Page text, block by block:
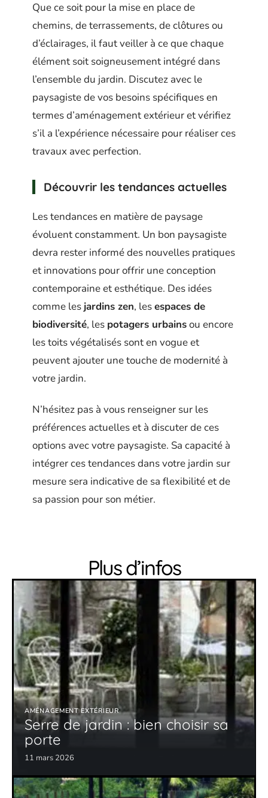
Que ce soit pour la mise en place de
chemins, de terrassements, de clôtures ou
d’éclairages, il faut veiller à ce que chaque
élément soit soigneusement intégré dans
l’ensemble du jardin. Discutez avec le
paysagiste de vos besoins spécifiques en
termes d’aménagement extérieur et vérifiez
s’il a l’expérience nécessaire pour réaliser ces
travaux avec perfection.
Découvrir les tendances actuelles
Les tendances en matière de paysage
évoluent constamment. Un bon paysagiste
devra rester informé des nouvelles pratiques
et innovations pour offrir une conception
contemporaine et esthétique. Des idées
comme les jardins zen, lesespaces de
biodiversité, les potagers urbainsou encore
les toits végétalisés sont en vogue et
peuvent ajouter une touche de modernité à
votre jardin.
N’hésitez pas à vous renseigner sur les
préférences actuelles et à discuter de ces
options avec votre paysagiste. Sa capacité à
intégrer ces tendances dans votre jardin sur
mesure sera indicative de sa flexibilité et de
sa passion pour son métier.
Plus d’infos
AMÉNAGEMENT EXTÉRIEUR
Serre de jardin : bien choisir sa
porte
11 mars 2026